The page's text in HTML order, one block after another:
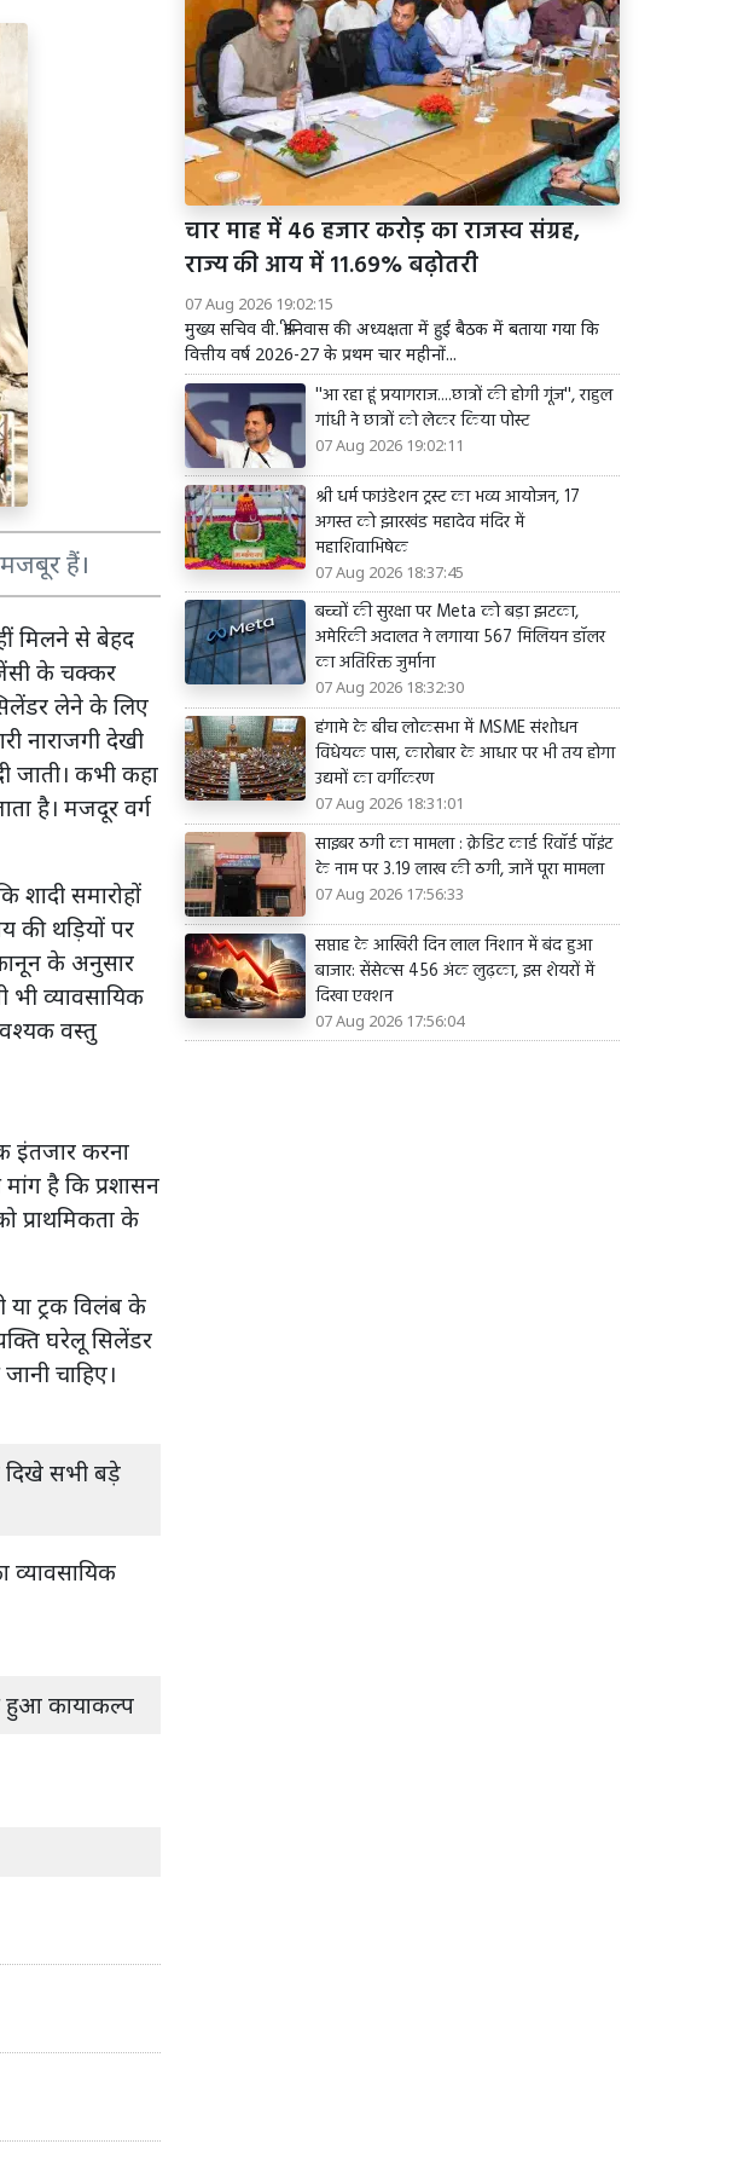
हैं।
मिलने से बेहद
के चक्कर
लेने के लिए
नाराजगी देखी
जाती। कभी कहा
है। मजदूर वर्ग
शादी समारोहों
की थड़ियों पर
के अनुसार
व्यावसायिक
वस्तु
इंतजार करना
है कि प्रशासन
प्राथमिकता के
या ट्रक विलंब के
घरेलू सिलेंडर
चाहिए।
दिखे सभी बड़े
व्यावसायिक
हुआ कायाकल्प
चार माह में 46 हजार करोड़ का राजस्व संग्रह,
राज्य की आय में 11.69% बढ़ोतरी
07 Aug 2026 19:02:15
मुख्य सचिव वी. श्रीनिवास की अध्यक्षता में हुई बैठक में बताया गया कि
वित्तीय वर्ष 2026-27 के प्रथम चार महीनों...
''आ रहा हूं प्रयागराज....छात्रों की होगी गूंज'', राहुल
गांधी ने छात्रों को लेकर किया पोस्ट
07 Aug 2026 19:02:11
श्री धर्म फाउंडेशन ट्रस्ट का भव्य आयोजन, 17
अगस्त को झारखंड महादेव मंदिर में
महाशिवाभिषेक
07 Aug 2026 18:37:45
बच्चों की सुरक्षा पर Meta को बड़ा झटका,
अमेरिकी अदालत ने लगाया 567 मिलियन डॉलर
का अतिरिक्त जुर्माना
07 Aug 2026 18:32:30
हंगामे के बीच लोकसभा में MSME संशोधन
विधेयक पास, कारोबार के आधार पर भी तय होगा
उद्यमों का वर्गीकरण
07 Aug 2026 18:31:01
साइबर ठगी का मामला : क्रेडिट कार्ड रिवॉर्ड पॉइंट
के नाम पर 3.19 लाख की ठगी, जानें पूरा मामला
07 Aug 2026 17:56:33
सप्ताह के आखिरी दिन लाल निशान में बंद हुआ
बाजार: सेंसेक्स 456 अंक लुढ़का, इस शेयरों में
दिखा एक्शन
07 Aug 2026 17:56:04